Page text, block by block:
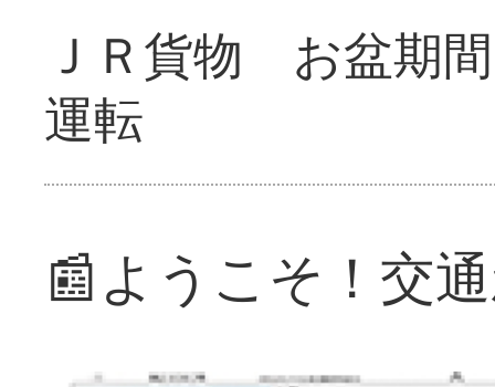
ＪＲ貨物 お盆期
運転
📰ようこそ！交